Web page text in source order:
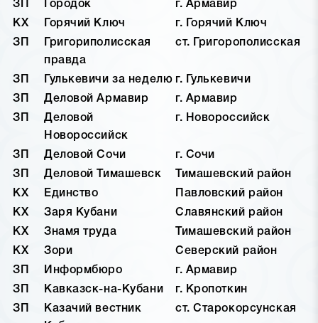
ЗП
Городок
г. Армавир
КХ
Горячий Ключ
г. Горячий Ключ
ЗП
Григориполисская
правда
ст. Григорополисская
ЗП Гулькевичи за неделю г. Гулькевичи
ЗП
Деловой Армавир
г. Армавир
ЗП
Деловой
Новороссийск
г. Новороссийск
ЗП Деловой Сочи
г. Сочи
ЗП
Деловой Тимашевск
Тимашевский район
КХ
Единство
Павловский район
КХ
Заря Кубани
Славянский район
КХ
Знамя труда
Тимашевский район
КХ
Зори
Северский район
ЗП
Информбюро
г. Армавир
ЗП
Кавказск-на-Кубани
г. Кропоткин
ЗП
Казачий вестник
ст. Старокорсунская